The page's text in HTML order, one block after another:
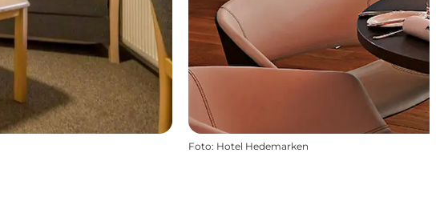
Foto: Hotel Hedemarken